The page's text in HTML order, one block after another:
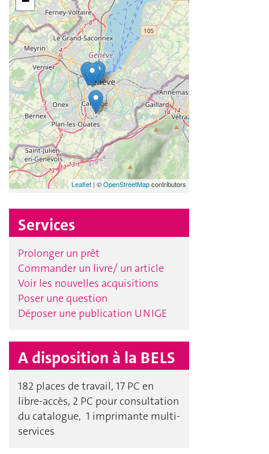
Services
Prolonger un prêt
Commander un livre/ un article
Voir les nouvelles acquisitions
Poser une question
Déposer une publication UNIGE
A disposition à la BELS
182 places de travail, 17 PC en
libre-accès, 2 PC pour consultation
du catalogue, 1 imprimante multi-
services